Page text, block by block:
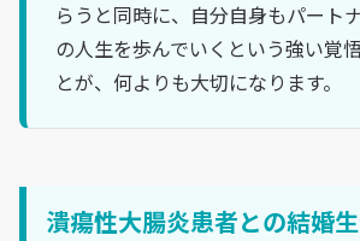
らうと同時に、自分自身もパート
の人生を歩んでいくという強い覚
とが、何よりも大切になります。
潰瘍性大腸炎患者との結婚